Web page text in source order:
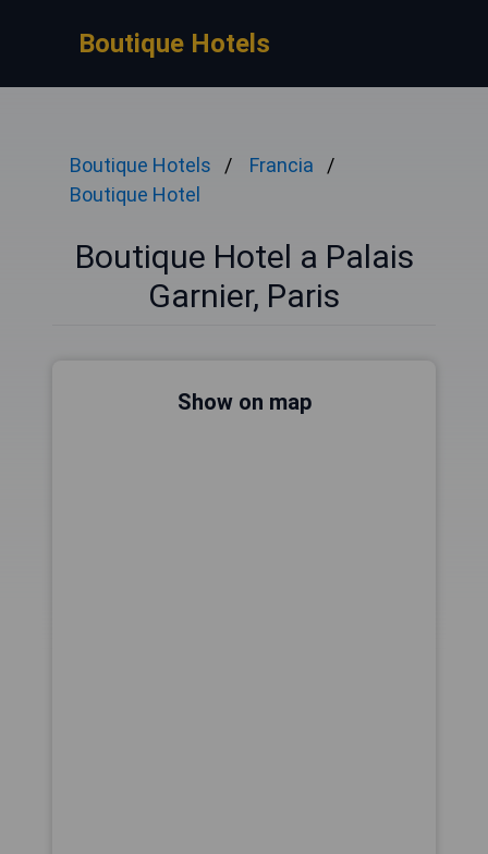
Boutique Hotels
Boutique Hotels
Francia
Boutique Hotel
Boutique Hotel a Palais
Garnier, Paris
Show on map